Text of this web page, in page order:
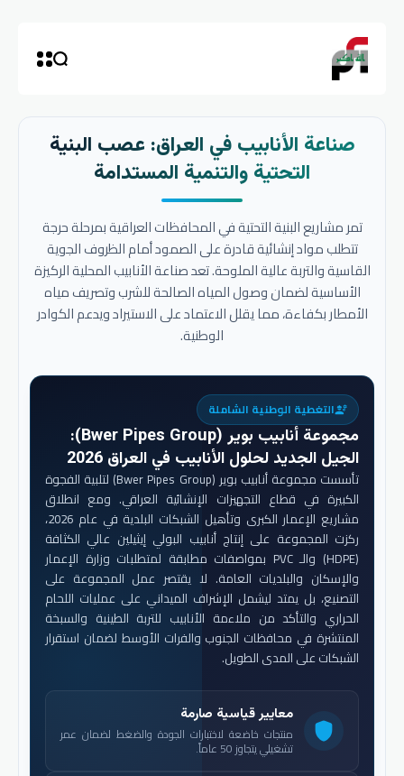
صناعة الأنابيب في العراق: عصب البنية
التحتية والتنمية المستدامة
تمر مشاريع البنية التحتية في المحافظات العراقية بمرحلة حرجة
تتطلب مواد إنشائية قادرة على الصمود أمام الظروف الجوية
القاسية والتربة عالية الملوحة. تعد صناعة الأنابيب المحلية الركيزة
الأساسية لضمان وصول المياه الصالحة للشرب وتصريف مياه
الأمطار بكفاءة، مما يقلل الاعتماد على الاستيراد ويدعم الكوادر
الوطنية.
engineeringالتغطية الوطنية الشاملة
مجموعة أنابيب بوير (Bwer Pipes Group)
:
الجيل الجديد لحلول الأنابيب في العراق 2026
تأسست مجموعة أنابيب بوير (Bwer Pipes Group) لتلبية الفجوة
الكبيرة في قطاع التجهيزات الإنشائية العراقي. ومع انطلاق
مشاريع الإعمار الكبرى وتأهيل الشبكات البلدية في عام 2026،
ركزت المجموعة على إنتاج أنابيب البولي إيثيلين عالي الكثافة
(HDPE) والـ PVC بمواصفات مطابقة لمتطلبات وزارة الإعمار
والإسكان والبلديات العامة. لا يقتصر عمل المجموعة على
التصنيع، بل يمتد ليشمل الإشراف الميداني على عمليات اللحام
الحراري والتأكد من ملاءمة الأنابيب للتربة الطينية والسبخة
المنتشرة في محافظات الجنوب والفرات الأوسط لضمان استقرار
الشبكات على المدى الطويل.
shield
معايير قياسية صارمة
منتجات خاضعة لاختبارات الجودة والضغط لضمان عمر
تشغيلي يتجاوز 50 عاماً.